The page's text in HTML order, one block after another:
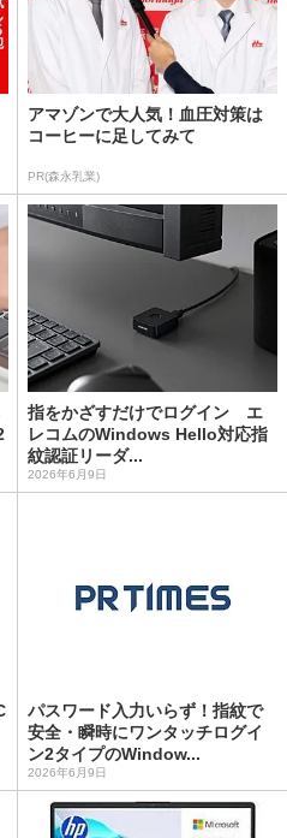
アマゾンで大人気！血圧対策は
コーヒーに足してみて
PR(森永乳業)
指をかざすだけでログイン エ
レコムのWindows Hello対応指
紋認証リーダ...
2026年6月9日
パスワード入力いらず！指紋で
安全・瞬時にワンタッチログイ
ン2タイプのWindow...
2026年6月9日